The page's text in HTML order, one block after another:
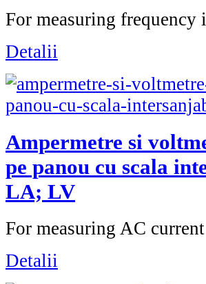
For measuring frequency
Detalii
Ampermetre si
pe panou cu scala
LA; LV
For measuring AC
Detalii